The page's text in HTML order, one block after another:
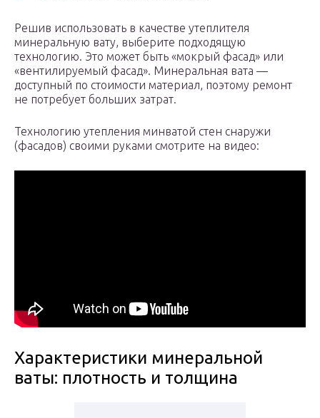
Решив использовать в качестве утеплителя
минеральную вату, выберите подходящую
технологию. Это может быть «мокрый фасад» или
«вентилируемый фасад». Минеральная вата —
доступный по стоимости материал, поэтому ремонт
не потребует больших затрат.
Технологию утепления минватой стен снаружи
(фасадов) своими руками смотрите на видео:
Характеристики минеральной
ваты: плотность и толщина